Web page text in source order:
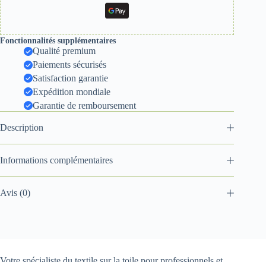
Fonctionnalités supplémentaires
Qualité premium
Paiements sécurisés
Satisfaction garantie
Expédition mondiale
Garantie de remboursement
Description
Informations complémentaires
Avis (0)